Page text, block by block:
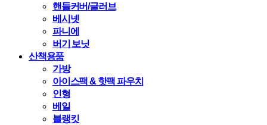
핸들커버/글러브
베시넷
파니에
버기 보닛
산책용품
가방
아이스팩 & 핫팩 파우치
인형
베일
블랭킷